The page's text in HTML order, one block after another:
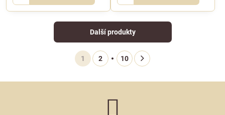
Další produkty
1 2 10